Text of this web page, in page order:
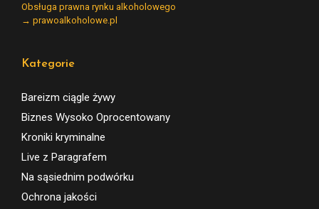
Obsługa prawna rynku alkoholowego
→ prawoalkoholowe.pl
Kategorie
Bareizm ciągle żywy
Biznes Wysoko Oprocentowany
Kroniki kryminalne
Live z Paragrafem
Na sąsiednim podwórku
Ochrona jakości